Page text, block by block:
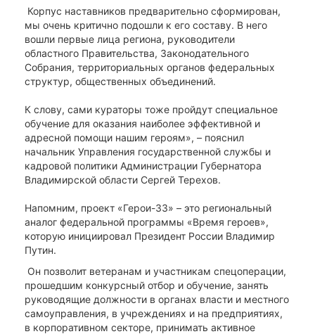
Корпус наставников предварительно сформирован,
мы очень критично подошли к его составу. В него
вошли первые лица региона, руководители
областного Правительства, Законодательного
Собрания, территориальных органов федеральных
структур, общественных объединений.
К слову, сами кураторы тоже пройдут специальное
обучение для оказания наиболее эффективной и
адресной помощи нашим героям», – пояснил
начальник Управления государственной службы и
кадровой политики Администрации Губернатора
Владимирской области Сергей Терехов.
Напомним, проект «Герои-33» – это региональный
аналог федеральной программы «Время героев»,
которую инициировал Президент России Владимир
Путин.
Он позволит ветеранам и участникам спецоперации,
прошедшим конкурсный отбор и обучение, занять
руководящие должности в органах власти и местного
самоуправления, в учреждениях и на предприятиях,
в корпоративном секторе, принимать активное